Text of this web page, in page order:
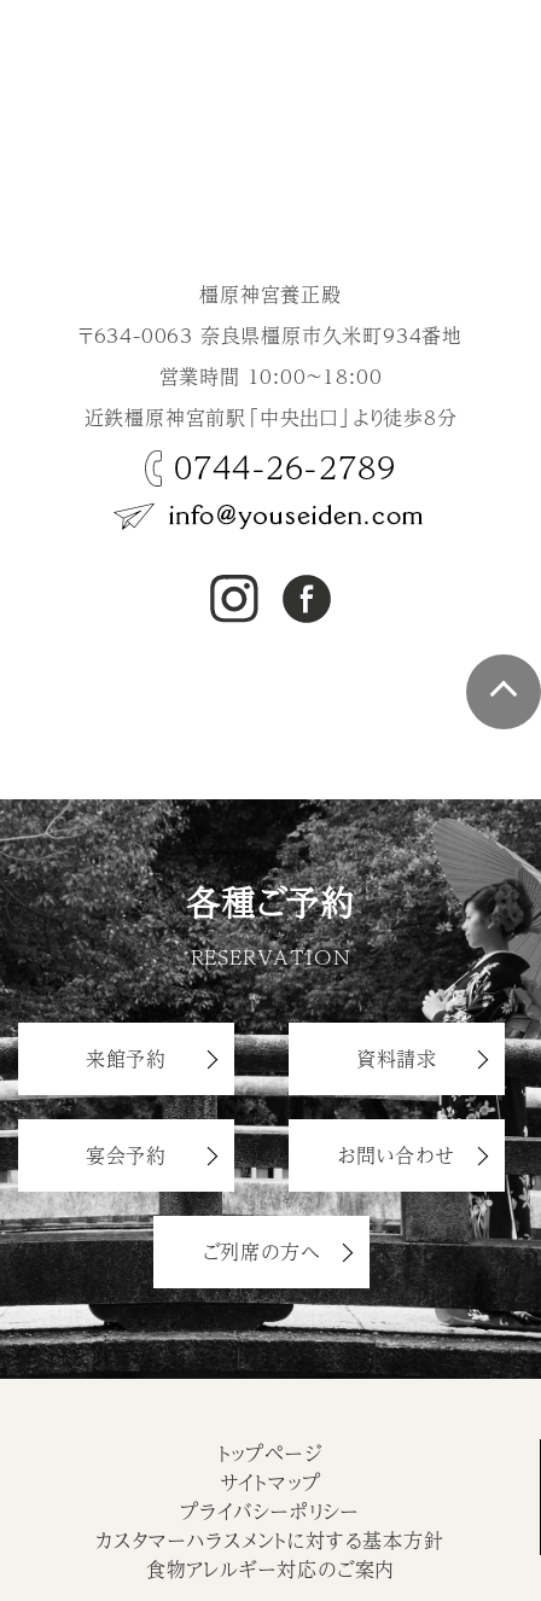
橿原神宮養正殿
〒634-0063 奈良県橿原市久米町934番地
営業時間 10:00～18:00
近鉄橿原神宮前駅「中央出口」より徒歩8分
0744-26-2789
各種ご予約
RESERVATION
来館予約 資料請求
宴会予約 お問い合わせ
ご列席の方へ
トップページ
サイトマップ
プライバシーポリシー
カスタマーハラスメントに対する基本方針
食物アレルギー対応のご案内